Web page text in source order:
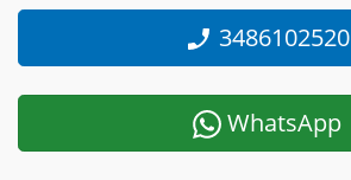
3486102520
WhatsApp